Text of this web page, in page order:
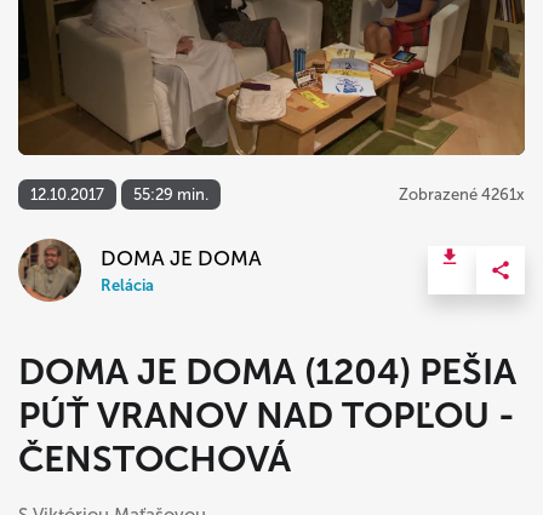
12.10.2017 55:29 min. Zobrazené 4261x
DOMA JE DOMA
Relácia
DOMA JE DOMA (1204) PEŠIA
PÚŤ VRANOV NAD TOPĽOU -
ČENSTOCHOVÁ